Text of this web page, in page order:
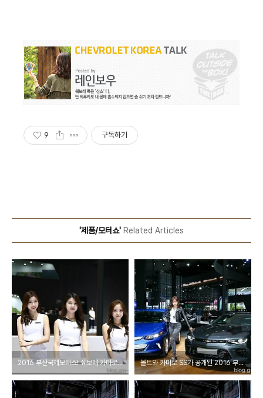
9 구독하기
'제품/모터쇼' Related Articles
2016 부산국제모터쇼! 쉐보레 카마로 SS의 가격과 레이싱 모델 배치 정보를 알려주마!! 볼트와 카마로 SS가 공개된 2016 부산모터쇼 쉐보레 프레스 컨퍼런스 현장 소개